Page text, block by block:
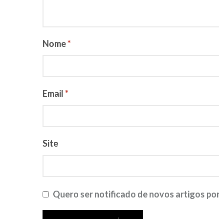
Nome*
Email*
Site
Quero ser notificado de novos artigos